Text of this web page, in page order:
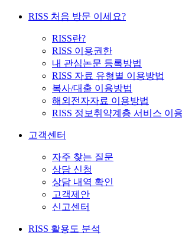
RISS 처음 방문 이세요?
RISS란?
RISS 이용권한
내 관심논문 등록방법
RISS 자료 유형별 이용방법
복사/대출 이용방법
해외전자자료 이용방법
RISS 정보취약계층 서비스 이
고객센터
자주 찾는 질문
상담 신청
상담 내역 확인
고객제안
신고센터
RISS 활용도 분석